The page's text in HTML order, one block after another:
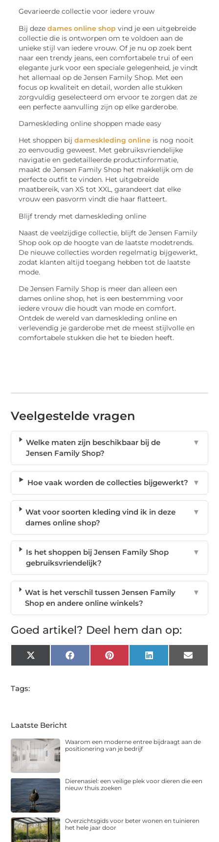
Gevarieerde collectie voor iedere vrouw
Bij dezedames online shop vind je een uitgebreide
collectie die is ontworpen om te voldoen aan de
unieke stijl van iedere vrouw. Of je nu op zoek bent
naar een trendy jeans, een comfortabele trui of een
elegante jurk voor een speciale gelegenheid, je vindt
het allemaal op de Jensen Family Shop. Met een
focus op kwaliteit en detail, worden alle stukken
zorgvuldig geselecteerd om ervoor te zorgen dat ze
een perfecte aanvulling zijn op elke garderobe.
Dameskleding online shoppen made easy
Het shoppen bijdameskleding online is nog nooit
zo eenvoudig geweest. Met gebruiksvriendelijke
navigatie en gedetailleerde productinformatie,
maakt de Jensen Family Shop het makkelijk om de
perfecte outfit te vinden. Het uitgebreide
maatbereik, van XS tot XXL, garandeert dat elke
vrouw een pasvorm vindt die haar flatteert.
Blijf trendy met dameskleding online
Naast de veelzijdige collectie, blijft de Jensen Family
Shop ook op de hoogte van de laatste modetrends.
De nieuwe collecties worden regelmatig bijgewerkt,
zodat klanten altijd toegang hebben tot de laatste
mode.
De Jensen Family Shop is meer dan alleen een
dames online shop, het is een bestemming voor
iedere vrouw die houdt van mode en comfort.
Ontdek de wereld van dameskleding online en
verlevendig je garderobe met de meest stijlvolle en
comfortabele stukken die het te bieden heeft.
Veelgestelde vragen
Welke maten zijn beschikbaar bij de
Jensen Family Shop?
▼
Hoe vaak worden de collecties bijgewerkt? ▼
Wat voor soorten kleding vind ik in deze
dames online shop?
▼
Is het shoppen bij Jensen Family Shop
gebruiksvriendelijk?
▼
Wat is het verschil tussen Jensen Family
Shop en andere online winkels?
▼
Goed artikel? Deel hem dan op:
X
(Twitter)
FacebookPinterest LinkedIn Email
Tags:
Laatste Bericht
Waarom een moderne entree bijdraagt aan de
positionering van je bedrijf
Dierenasiel: een veilige plek voor dieren die een
nieuw thuis zoeken
Overzichtsgids voor beter wonen en tuinieren
het hele jaar door